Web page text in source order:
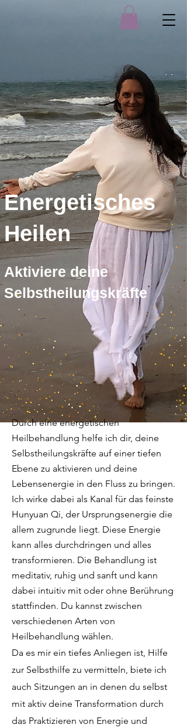
Energetisches
Heilen
Aktiviere deine
Selbstheilungskräfte
Durch eine energetischen
Heilbehandlung helfe ich dir, deine
Selbstheilungskräfte auf einer tiefen
Ebene zu aktivieren und deine
Lebensenergie in den Fluss zu bringen.
Ich wirke dabei als Kanal für das feinste
Hunyuan Qi, der Ursprungsenergie die
allem zugrunde liegt. Diese Energie
kann alles durchdringen und alles
transformieren. Die Behandlung ist
meditativ, ruhig und sanft und kann
dabei intuitiv mit oder ohne Berührung
stattfinden. Du kannst zwischen
verschiedenen Arten von
Heilbehandlung wählen.
Da es mir ein tiefes Anliegen ist, Hilfe
zur Selbsthilfe zu vermitteln, biete ich
auch Sitzungen an in denen du selbst
mit aktiv deine Transformation durch
das Praktizieren von Energie und